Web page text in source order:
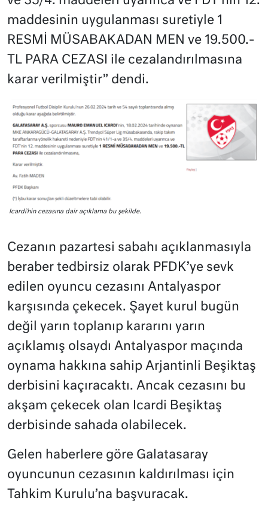
maddesinin uygulanması suretiyle 1
RESMİ MÜSABAKADAN MEN ve 19.500.-
TL PARA CEZASI ile cezalandırılmasına
karar verilmiştir” dendi.
Icardi’nin cezasına dair açıklama bu şekilde.
Cezanın pazartesi sabahı açıklanmasıyla
beraber tedbirsiz olarak PFDK’ye sevk
edilen oyuncu cezasını Antalyaspor
karşısında çekecek. Şayet kurul bugün
değil yarın toplanıp kararını yarın
açıklamış olsaydı Antalyaspor maçında
oynama hakkına sahip Arjantinli Beşiktaş
derbisini kaçıracaktı. Ancak cezasını bu
akşam çekecek olan Icardi Beşiktaş
derbisinde sahada olabilecek.
Gelen haberlere göre Galatasaray
oyuncunun cezasının kaldırılması için
Tahkim Kurulu’na başvuracak.